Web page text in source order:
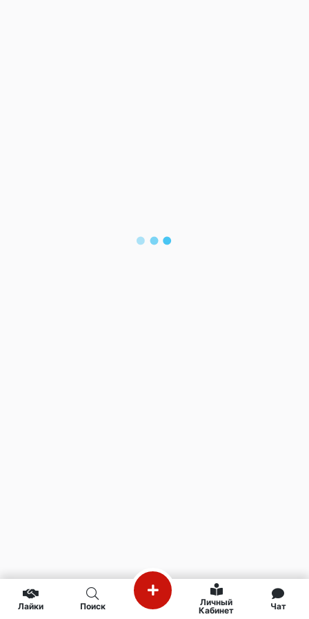
Лайки Поиск
Личный
Кабинет
Чат